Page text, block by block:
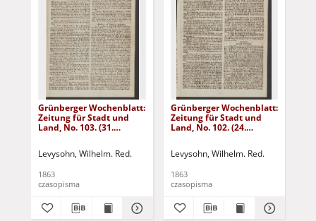
Grünberger Wochenblatt:
Zeitung für Stadt und
Land, No. 103. (31.
Levysohn, Wilhelm. Red.
1863
czasopisma
Grünberger Wochenblatt:
Zeitung für Stadt und
Land, No. 102. (24.
Levysohn, Wilhelm. Red.
1863
czasopisma